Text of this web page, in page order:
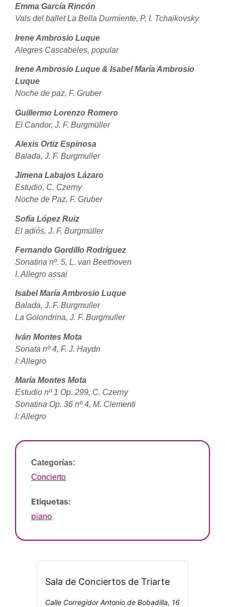
Emma García Rincón
Vals del ballet La Bella Durmiente, P. I. Tchaikovsky
Irene Ambrosio Luque
Alegres Cascabeles, popular
Irene Ambrosio Luque & Isabel María Ambrosio
Luque
Noche de paz, F. Gruber
Guillermo Lorenzo Romero
El Candor, J. F. Burgmüller
Alexis Ortiz Espinosa
Balada, J. F. Burgmuller
Jimena Labajos Lázaro
Estudio, C. Czerny
Noche de Paz, F. Gruber
Sofía López Ruiz
El adiós, J. F. Burgmüller
Fernando Gordillo Rodríguez
Sonatina nº. 5, L. van Beethoven
I. Allegro assai
Isabel María Ambrosio Luque
Balada, J. F. Burgmuller
La Golondrina, J. F. Burgmuller
Iván Montes Mota
Sonata nº 4, F. J. Haydn
I: Allegro
María Montes Mota
Estudio nº 1 Op. 299, C. Czerny
Sonatina Op. 36 nº 4, M. Clementi
I: Allegro
Categorías:
Concierto
Etiquetas:
piano
Sala de Conciertos de Triarte
Calle Corregidor Antonio de Bobadilla, 16